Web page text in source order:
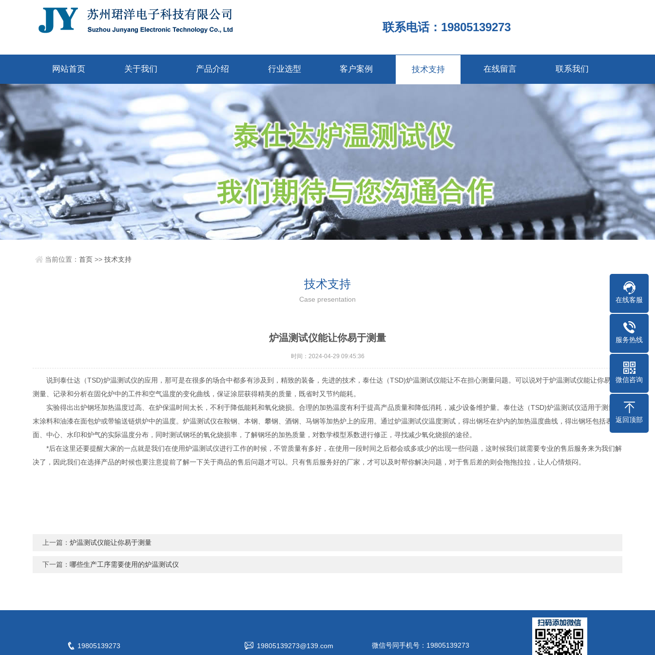
联系电话：19805139273
网站首页 关于我们 产品介绍 行业选型 客户案例 技术支持 在线留言 联系我们
当前位置：首页 >>技术支持
技术支持
Case presentation
炉温测试仪能让你易于测量
时间：2024-04-29 09:45:36
说到泰仕达（TSD)炉温测试仪的应用，那可是在很多的场合中都多有涉及到，精致的装备，先进的技术，泰仕达（TSD)炉温测试仪能让不在担心测量问题。可以说对于炉温测试仪能让你易于
测量、记录和分析在固化炉中的工件和空气温度的变化曲线，保证涂层获得精美的质量，既省时又节约能耗。
实验得出出炉钢坯加热温度过高、在炉保温时间太长，不利于降低能耗和氧化烧损。合理的加热温度有利于提高产品质量和降低消耗，减少设备维护量。泰仕达（TSD)炉温测试仪适用于测量粉
末涂料和油漆在面包炉或带输送链烘炉中的温度。炉温测试仪在鞍钢、本钢、攀钢、酒钢、马钢等加热炉上的应用。通过炉温测试仪温度测试，得出钢坯在炉内的加热温度曲线，得出钢坯包括表
面、中心、水印和炉气的实际温度分布，同时测试钢坯的氧化烧损率，了解钢坯的加热质量，对数学模型系数进行修正，寻找减少氧化烧损的途径。
*后在这里还要提醒大家的一点就是我们在使用炉温测试仪进行工作的时候，不管质量有多好，在使用一段时间之后都会或多或少的出现一些问题，这时候我们就需要专业的售后服务来为我们解
决了，因此我们在选择产品的时候也要注意提前了解一下关于商品的售后问题才可以。只有售后服务好的厂家，才可以及时帮你解决问题，对于售后差的则会拖拖拉拉，让人心情烦闷。
上一篇：炉温测试仪能让你易于测量
下一篇：哪些生产工序需要使用的炉温测试仪
19805139273 19805139273@139.com 微信号同手机号：19805139273
在线客服
服务热线
微信咨询
返回顶部